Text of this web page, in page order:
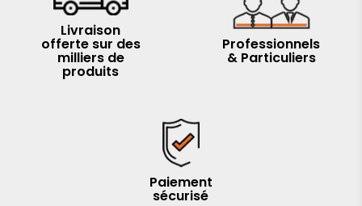
Livraison
offerte sur des
milliers de
produits
Professionnels
& Particuliers
Paiement
sécurisé